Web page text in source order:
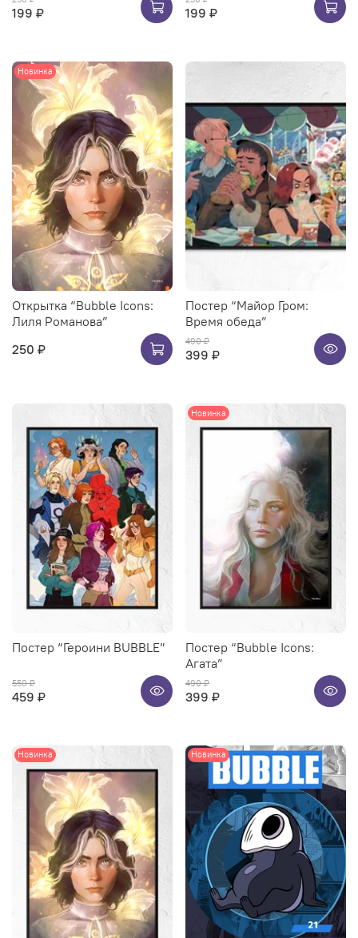
199 ₽ 199 ₽
Новинка
Открытка “Bubble Icons:
Лиля Романова”
250 ₽
Постер “Майор Гром:
Время обеда”
490 ₽
399 ₽
Постер “Героини BUBBLE”
550 ₽
459 ₽
Новинка
Постер “Bubble Icons:
Агата”
490 ₽
399 ₽
Новинка Новинка